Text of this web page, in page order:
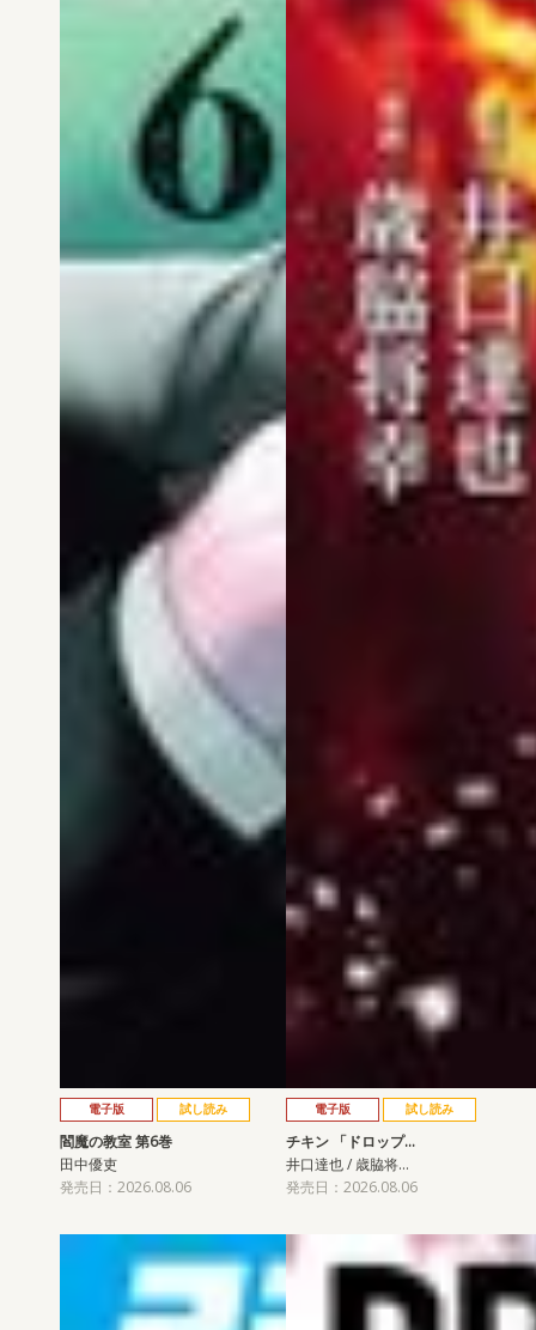
電子版 試し読み
閻魔の教室 第6巻
田中優吏
発売日：2026.08.06
電子版 試し読み
チキン 「ドロップ…
井口達也 / 歳脇将…
発売日：2026.08.06